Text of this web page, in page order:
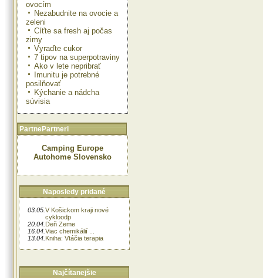
ovocím
Nezabudnite na ovocie a
zeleni
Cíťte sa fresh aj počas
zimy
Vyraďte cukor
7 tipov na superpotraviny
Ako v lete nepribrať
Imunitu je potrebné
posilňovať
Kýchanie a nádcha
súvisia
PartnePartneri
Camping Europe
Autohome Slovensko
Naposledy pridané
03.05. V Košickom kraji nové
cykloodp
20.04. Deň Zeme
16.04. Viac chemikálií ...
13.04. Kniha: Vtáčia terapia
Najčítanejšie